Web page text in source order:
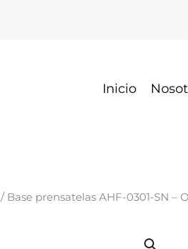
Inicio
/ Base prensatelas AHF-0301-SN –